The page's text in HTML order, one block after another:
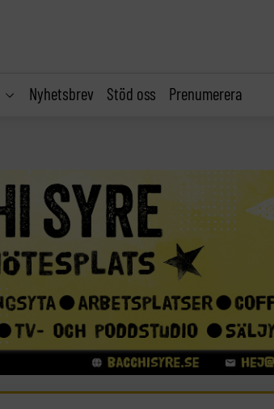
Nyhetsbrev Stöd oss Prenumerera